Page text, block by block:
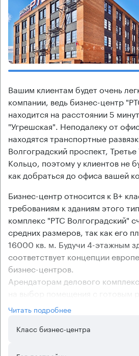
Вашим клиентам будет очень
компании, ведь бизнес-центр
находится на расстоянии 5
"Угрешская". Неподалеку от
находятся транспортные
Волгоградский проспект,
Кольцо, поэтому у клиентов не
как добраться до офиса вашей
Бизнес-центр относится к В+
требованиям к зданиям этого
комплекс "РТС Волгоградский"
средних размеров, так как его
16000 кв. м. Будучи 4-этажным
соответствует концепции
бизнес-центров.
Арендаторам делового
на выбор помещения с готовым
желанию им могут быть
ремонта. Приток свежего
"РТС Волгоградский"
Читать подробнее
Класс бизнес-центра